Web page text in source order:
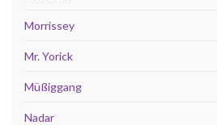
Morrissey
Mr. Yorick
Müßiggang
Nadar